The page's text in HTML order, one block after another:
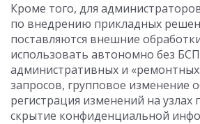
Кроме того, для
по внедрению прикладных
поставляются внешние
использовать автономно без
административных и
запросов, групповое изменение
регистрация изменений на узлах
скрытие конфиденциальной